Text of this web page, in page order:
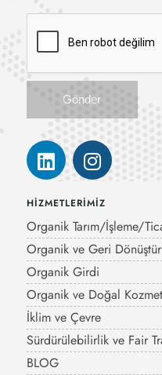
HİZMETLERİMİZ
Organik Tarım/İşleme/
Organik ve Geri
Organik Girdi
Organik ve Doğal
İklim ve Çevre
Sürdürülebilirlik ve Fair
BLOG